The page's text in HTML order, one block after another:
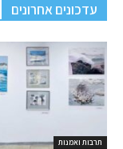
עדכונים אחרונים
תרבות ואמנות